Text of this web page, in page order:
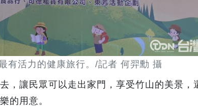
有活力的健康旅行。/記者 何羿勳 攝
，讓民眾可以走出家門，享受竹山的美景，
的用意。